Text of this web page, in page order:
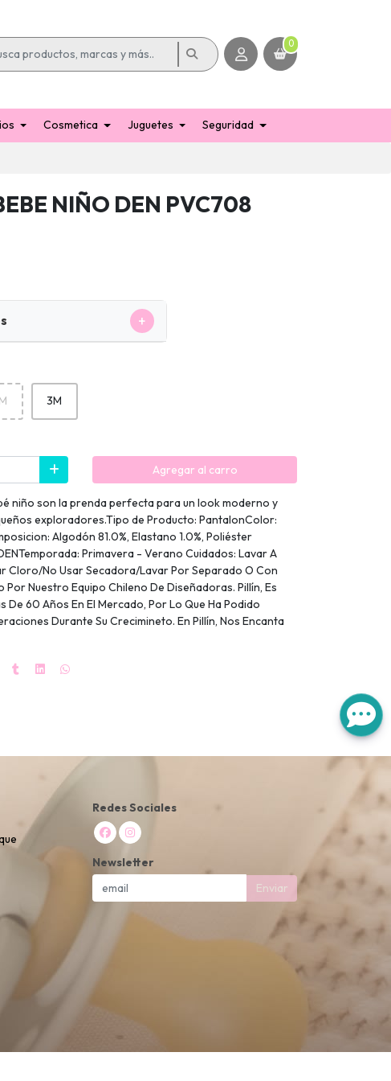
0
Cosmetica Juguetes Seguridad
NIÑO DEN PVC708
+
3M
Agregar al carro
niño son la prenda perfecta para un look moderno y
exploradores.Tipo de Producto: PantalonColor:
Algodón 81.0%, Elastano 1.0%, Poliéster
Primavera - Verano Cuidados: Lavar A
Cloro/No Usar Secadora/Lavar Por Separado O Con
Nuestro Equipo Chileno De Diseñadoras. Pillín, Es
De 60 Años En El Mercado, Por Lo Que Ha Podido
Durante Su Crecimineto. En Pillín, Nos Encanta
Redes Sociales
Newsletter
Enviar